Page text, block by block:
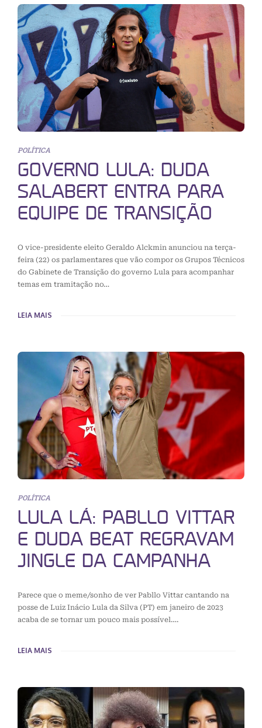
POLÍTICA
GOVERNO LULA: DUDA
SALABERT ENTRA PARA
EQUIPE DE TRANSIÇÃO
O vice-presidente eleito Geraldo Alckmin anunciou na terça-
feira (22) os parlamentares que vão compor os Grupos Técnicos
do Gabinete de Transição do governo Lula para acompanhar
temas em tramitação no…
LEIA MAIS
POLÍTICA
LULA LÁ: PABLLO VITTAR
E DUDA BEAT REGRAVAM
JINGLE DA CAMPANHA
Parece que o meme/sonho de ver Pabllo Vittar cantando na
posse de Luiz Inácio Lula da Silva (PT) em janeiro de 2023
acaba de se tornar um pouco mais possível….
LEIA MAIS